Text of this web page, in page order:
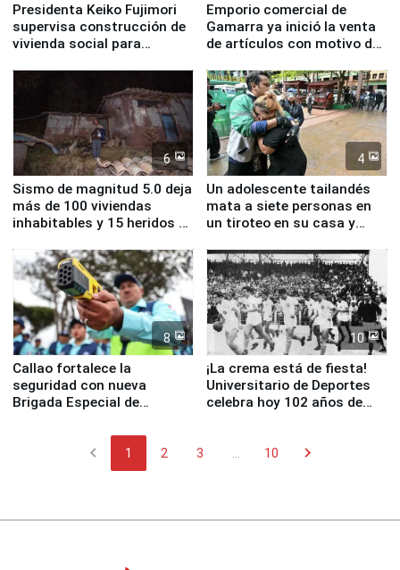
Presidenta Keiko Fujimori
supervisa construcción de
vivienda social para
Emporio comercial de
Gamarra ya inició la venta
de artículos con motivo de
6
Sismo de magnitud 5.0 deja
más de 100 viviendas
inhabitables y 15 heridos en
4
Un adolescente tailandés
mata a siete personas en
un tiroteo en su casa y
8
Callao fortalece la
seguridad con nueva
Brigada Especial de
equipamiento para
10
¡La crema está de fiesta!
Universitario de Deportes
celebra hoy 102 años de
chevron_left 1 2 3 10 chevron_right